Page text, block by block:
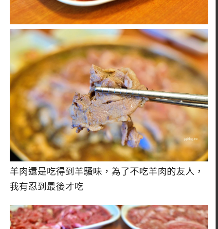
羊肉還是吃得到羊騷味，為了不吃羊肉的友人，
我有忍到最後才吃